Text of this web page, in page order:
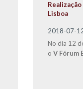
Realização
Lisboa
2018-07-
No dia 12
o V Fórum